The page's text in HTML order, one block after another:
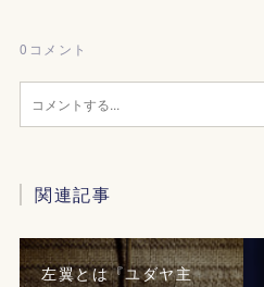
0 コメント
関連記事
左翼とは『ユダヤ主